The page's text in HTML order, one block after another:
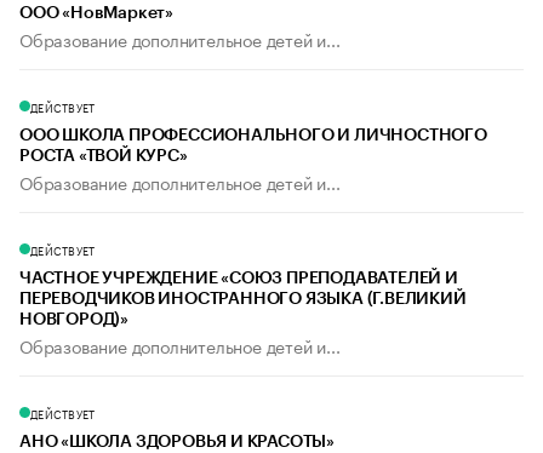
ООО «НовМаркет»
Образование дополнительное детей и...
ДЕЙСТВУЕТ
ООО ШКОЛА ПРОФЕССИОНАЛЬНОГО И ЛИЧНОСТНОГО
РОСТА «ТВОЙ КУРС»
Образование дополнительное детей и...
ДЕЙСТВУЕТ
ЧАСТНОЕ УЧРЕЖДЕНИЕ «СОЮЗ ПРЕПОДАВАТЕЛЕЙ И
ПЕРЕВОДЧИКОВ ИНОСТРАННОГО ЯЗЫКА (Г.ВЕЛИКИЙ
НОВГОРОД)»
Образование дополнительное детей и...
ДЕЙСТВУЕТ
АНО «ШКОЛА ЗДОРОВЬЯ И КРАСОТЫ»